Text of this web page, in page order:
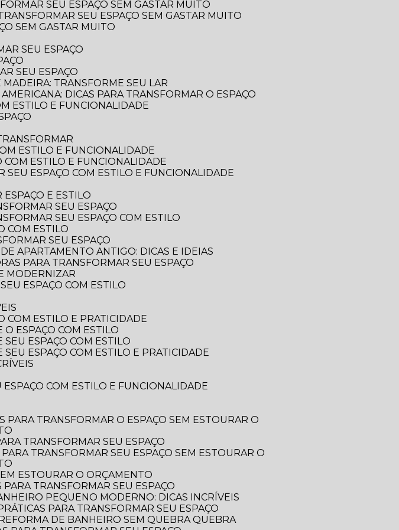
SEU ESPAÇO SEM GASTAR MUITO
SEU ESPAÇO SEM GASTAR MUITO
SEM GASTAR MUITO
SEU ESPAÇO
SEU ESPAÇO
MADEIRA: TRANSFORME SEU LAR
AMERICANA: DICAS PARA TRANSFORMAR O ESPAÇO
ESTILO E FUNCIONALIDADE
ESTILO E FUNCIONALIDADE
COM ESTILO E FUNCIONALIDADE
SEU ESPAÇO COM ESTILO E FUNCIONALIDADE
ESPAÇO E ESTILO
SEU ESPAÇO
SEU ESPAÇO COM ESTILO
COM ESTILO
SEU ESPAÇO
DE APARTAMENTO ANTIGO: DICAS E IDEIAS
PARA TRANSFORMAR SEU ESPAÇO
MODERNIZAR
ESPAÇO COM ESTILO
COM ESTILO E PRATICIDADE
O ESPAÇO COM ESTILO
SEU ESPAÇO COM ESTILO
ESPAÇO COM ESTILO E PRATICIDADE
COM ESTILO E FUNCIONALIDADE
TRANSFORMAR SEU ESPAÇO
ESTOURAR O ORÇAMENTO
TRANSFORMAR SEU ESPAÇO
PEQUENO MODERNO: DICAS INCRÍVEIS
PARA TRANSFORMAR SEU ESPAÇO
REFORMA DE BANHEIRO SEM QUEBRA QUEBRA